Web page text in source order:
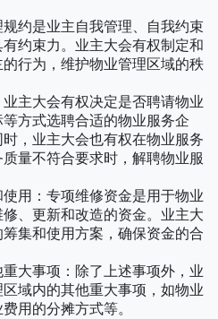
约是业主自我管理、自我约束
约束力。业主大会有权制定和
行为，维护物业管理区域的秩
主大会有权决定是否聘请物业
方式选聘合适的物业服务企
，业主大会也有权在物业服务
量不符合要求时，解聘物业服
用：专项维修资金是用于物业
、更新和改造的资金。业主大
集和使用方案，确保资金的合
大事项：除了上述事项外，业
域内的其他重大事项，如物业
用的分摊方式等。